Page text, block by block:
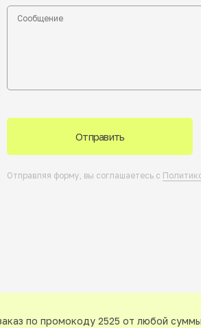
Отправить
Отправляя форму, вы соглашаетесь с
по промокоду 2525 от любой суммы